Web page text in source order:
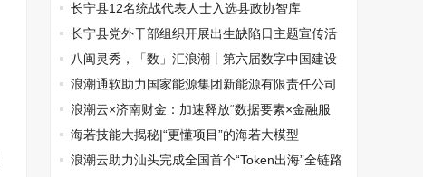
顺利通过专家评审
长宁县12名统战代表人士入选县政协智库
长宁县党外干部组织开展出生缺陷日主题宣传活
动 八闽灵秀，「数」汇浪潮丨第六届数字中国建设
峰会即将召开
浪潮通软助力国家能源集团新能源有限责任公司
国华投资公司开启数智化升级新篇章
浪潮云×济南财金：加速释放“数据要素×金融服
务”效应
海若技能大揭秘|“更懂项目”的海若大模型
浪潮云助力汕头完成全国首个“Token出海”全链路